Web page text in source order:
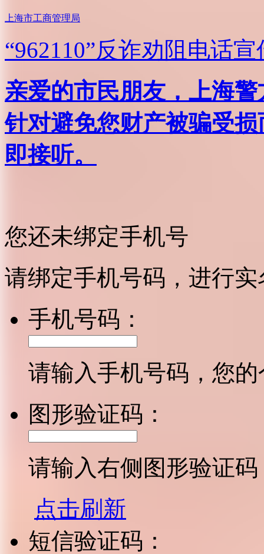
上海市工商管理局
“962110”反诈劝阻电话宣
亲爱的市民朋友，上海
针对避免您财产被骗受
即接听。
您还未绑定手机号
请绑定手机号码，进行
手机号码：
请输入手机号码，您
图形验证码：
请输入右侧图形验证码
点击刷新
短信验证码：